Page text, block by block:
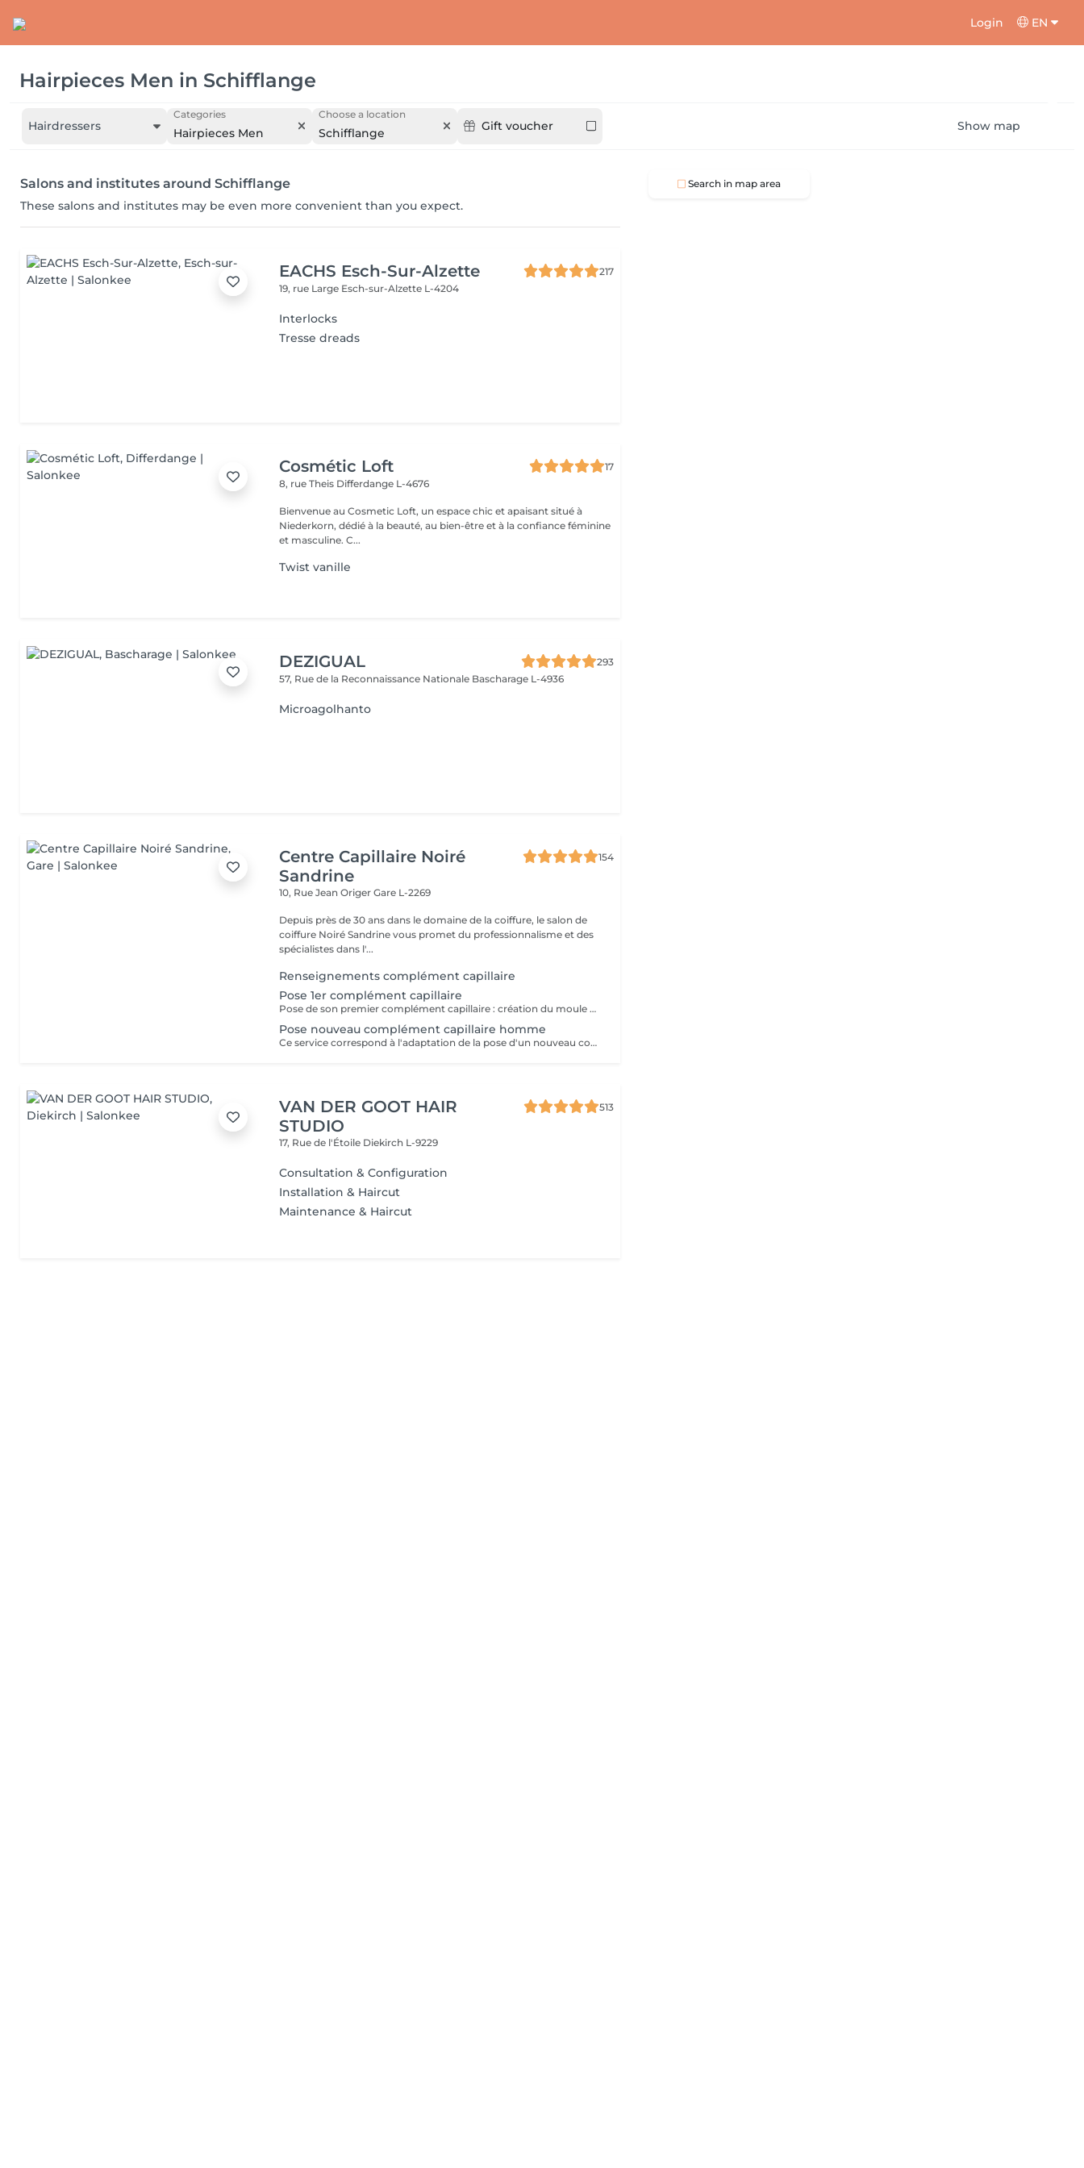
Login EN
Hairpieces Men in Schifflange
Hairdressers
Categories
Hairpieces Men
Choose a location
Schifflange Gift voucher Show map
Salons and institutes around Schifflange
These salons and institutes may be even more convenient than you expect.
EACHS Esch-Sur-Alzette
217
19, rue Large Esch-sur-Alzette L-4204
Interlocks
Tresse dreads
Cosmétic Loft
17
8, rue Theis Differdange L-4676
Bienvenue au Cosmetic Loft, un espace chic et apaisant situé à
Niederkorn, dédié à la beauté, au bien-être et à la confiance féminine
et masculine. C...
Twist vanille
DEZIGUAL
293
57, Rue de la Reconnaissance Nationale Bascharage L-4936
Microagolhanto
Centre Capillaire Noiré
Sandrine
154
10, Rue Jean OrigerGare L-2269
Depuis près de 30 ans dans le domaine de la coiffure, le salon de
coiffure Noiré Sandrine vous promet du professionnalisme et des
spécialistes dans l'...
Renseignements complément capillaire
Pose 1er complément capillaire
Pose de son premier complément capillaire : création du moule de la tête, adaptation sur-mesure du complément et pose du complément. Si nécessaire il faut également réserver le service "coupe nouveau complément" pour effectuer la coupe des cheveux.
Pose nouveau complément capillaire homme
Ce service correspond à l'adaptation de la pose d'un nouveau complément capillaire (pour un client étant déjà porteur et disposant d'un module de sa tête), sans le prix de la prothèse. Il est également nécessaire de reserver la coupe de celui-ci -> "coupe nouveau complément"
VAN DER GOOT HAIR
STUDIO
513
17, Rue de l'Étoile Diekirch L-9229
Consultation & Configuration
Installation & Haircut
Maintenance & Haircut
Search in map area